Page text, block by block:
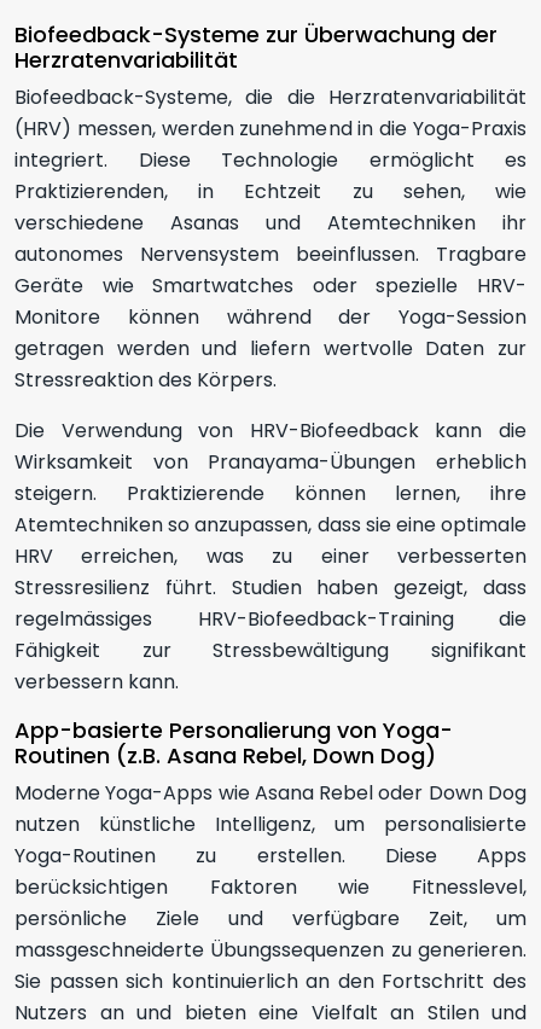
Biofeedback-Systeme zur Überwachung der
Herzratenvariabilität
Biofeedback-Systeme, die die Herzratenvariabilität
(HRV) messen, werden zunehmend in die Yoga-Praxis
integriert. Diese Technologie ermöglicht es
Praktizierenden, in Echtzeit zu sehen, wie
verschiedene Asanas und Atemtechniken ihr
autonomes Nervensystem beeinflussen. Tragbare
Geräte wie Smartwatches oder spezielle HRV-
Monitore können während der Yoga-Session
getragen werden und liefern wertvolle Daten zur
Stressreaktion des Körpers.
Die Verwendung von HRV-Biofeedback kann die
Wirksamkeit von Pranayama-Übungen erheblich
steigern. Praktizierende können lernen, ihre
Atemtechniken so anzupassen, dass sie eine optimale
HRV erreichen, was zu einer verbesserten
Stressresilienz führt. Studien haben gezeigt, dass
regelmässiges HRV-Biofeedback-Training die
Fähigkeit zur Stressbewältigung signifikant
verbessern kann.
App-basierte Personalierung von Yoga-
Routinen (z.B. Asana Rebel, Down Dog)
Moderne Yoga-Apps wie Asana Rebel oder Down Dog
nutzen künstliche Intelligenz, um personalisierte
Yoga-Routinen zu erstellen. Diese Apps
berücksichtigen Faktoren wie Fitnesslevel,
persönliche Ziele und verfügbare Zeit, um
massgeschneiderte Übungssequenzen zu generieren.
Sie passen sich kontinuierlich an den Fortschritt des
Nutzers an und bieten eine Vielfalt an Stilen und